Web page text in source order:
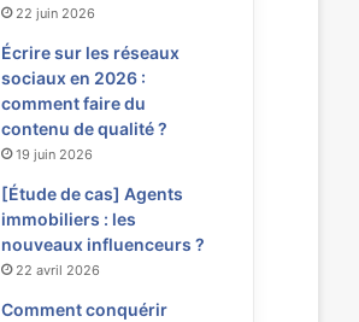
22 juin 2026
Écrire sur les réseaux
sociaux en 2026 :
comment faire du
contenu de qualité ?
19 juin 2026
[Étude de cas] Agents
immobiliers : les
nouveaux influenceurs ?
22 avril 2026
Comment conquérir